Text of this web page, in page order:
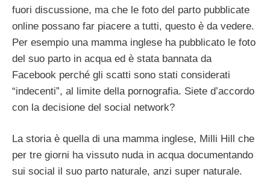
fuori discussione, ma che le foto del parto pubblicate
online possano far piacere a tutti, questo è da vedere.
Per esempio una mamma inglese ha pubblicato le foto
del suo parto in acqua ed è stata bannata da
Facebook perché gli scatti sono stati considerati
“indecenti”, al limite della pornografia. Siete d’accordo
con la decisione del social network?
La storia è quella di una mamma inglese, Milli Hill che
per tre giorni ha vissuto nuda in acqua documentando
sui social il suo parto naturale, anzi super naturale.